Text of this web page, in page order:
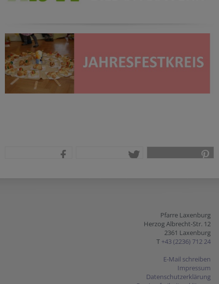
Pfarre Laxenburg
Herzog Albrecht-Str. 12
2361 Laxenburg
T +43 (2236) 712 24
E-Mail schreiben
Impressum
Datenschutzerklärung